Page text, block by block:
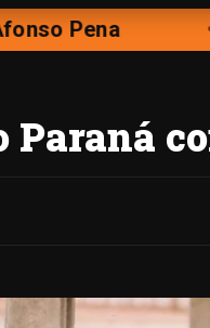
Pena
Paraná